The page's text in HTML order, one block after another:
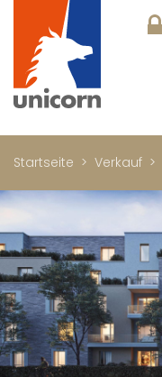
Startseite Verkauf